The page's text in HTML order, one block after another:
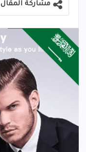
مشاركة المقال